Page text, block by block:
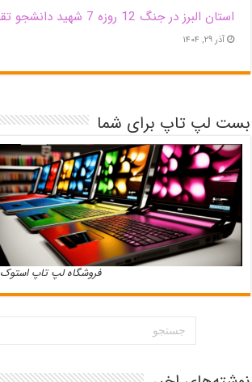
استان البرز در جنگ 12 روزه 7 شهید دانشجو تقدیم انقلاب کرد
آذر ۲۹, ۱۴۰۴
بست لپ تاپ برای شما
فروشگاه لپ تاپ استوک